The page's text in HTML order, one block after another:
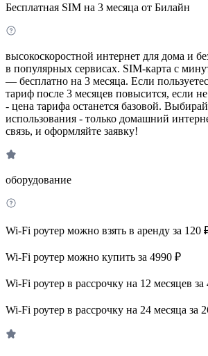
Бесплатная SIM на 3 месяца от Билайн
высокоскоростной интернет для дома и
в популярных сервисах. SIM-карта с
— бесплатно на 3 месяца. Если
тариф после 3 месяцев повысится, если не
- цена тарифа останется базовой.
использования - только домашний
связь, и оформляйте заявку!
оборудование
Wi-Fi роутер можно взять в аренду за 120
Wi-Fi роутер можно купить за 4990 ₽
Wi-Fi роутер в рассрочку на 12 месяцев
Wi-Fi роутер в рассрочку на 24 месяца за